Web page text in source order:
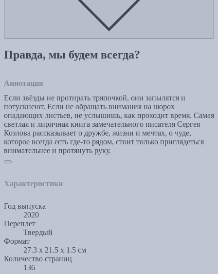
Правда, мы будем всегда?
Аннотация
Если звёзды не протирать тряпочкой, они запылятся и
потускнеют. Если не обращать внимания на шорох
опадающих листьев, не услышишь, как проходит время. Самая
светлая и лиричная книга замечательного писателя Сергея
Козлова рассказывает о дружбе, жизни и мечтах, о чуде,
которое всегда есть где-то рядом, стоит только приглядеться
внимательнее и протянуть руку.
Характеристики
Год выпуска
2020
Переплет
Твердый
Формат
27.3 x 21.5 x 1.5 см
Количество страниц
136